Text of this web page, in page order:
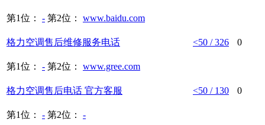
第1位： - 第2位： www.baidu.com
格力空调售后维修服务电话 <50 / 326 0
第1位： - 第2位： www.gree.com
格力空调售后电话 官方客服 <50 / 130 0
第1位： - 第2位： -